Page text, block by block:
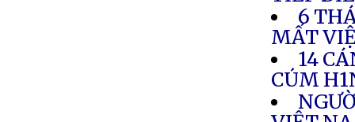
6
MẤT
14
CÚM